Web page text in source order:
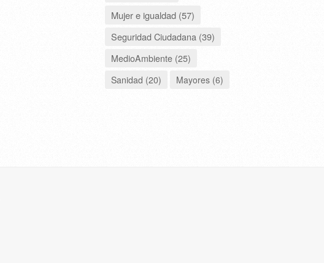
Mujer e igualdad (57)
Seguridad Ciudadana (39)
MedioAmbiente (25)
Sanidad (20)
Mayores (6)